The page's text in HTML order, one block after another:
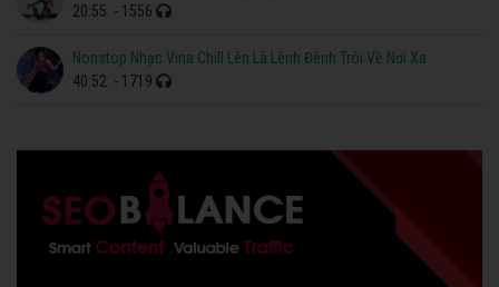
20:55 - 1556
Nonstop Nhạc Vina Chill Lên Là Lênh Đênh Trôi Về Nơi Xa
40:52 - 1719